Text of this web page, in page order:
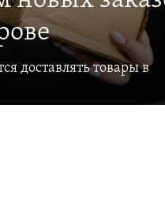
доставлять товары в